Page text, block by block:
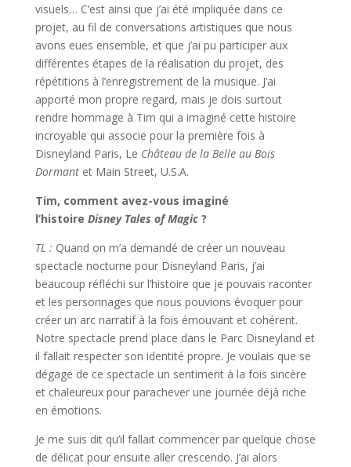
visuels… C’est ainsi que j’ai été impliquée dans ce
projet, au fil de conversations artistiques que nous
avons eues ensemble, et que j’ai pu participer aux
différentes étapes de la réalisation du projet, des
répétitions à l’enregistrement de la musique. J’ai
apporté mon propre regard, mais je dois surtout
rendre hommage à Tim qui a imaginé cette histoire
incroyable qui associe pour la première fois à
Disneyland Paris, Le Château de la Belle au Bois
Dormantet Main Street, U.S.A.
Tim, comment avez-vous imaginé
l’histoire Disney Tales of Magic?
TL : Quand on m’a demandé de créer un nouveau
spectacle nocturne pour Disneyland Paris, j’ai
beaucoup réfléchi sur l’histoire que je pouvais raconter
et les personnages que nous pouvions évoquer pour
créer un arc narratif à la fois émouvant et cohérent.
Notre spectacle prend place dans le Parc Disneyland et
il fallait respecter son identité propre. Je voulais que se
dégage de ce spectacle un sentiment à la fois sincère
et chaleureux pour parachever une journée déjà riche
en émotions.
Je me suis dit qu’il fallait commencer par quelque chose
de délicat pour ensuite aller crescendo. J’ai alors